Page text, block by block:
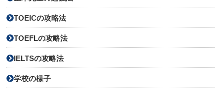
TOEICの攻略法
TOEFLの攻略法
IELTSの攻略法
学校の様子